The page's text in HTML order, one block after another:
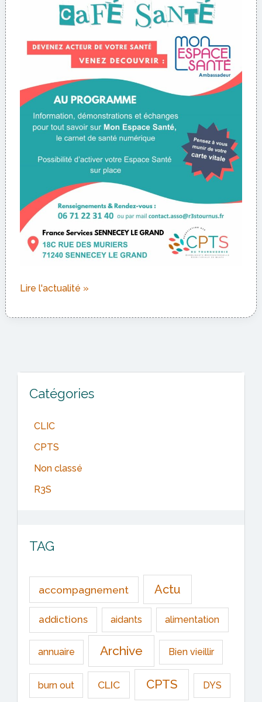
Mon
Santé
Lire l'actualité »
Catégories
CLIC
CPTS
Non classé
R3S
TAG
accompagnement Actu
addictions aidants alimentation
annuaire Archive Bien vieillir
burn out CLIC CPTS DYS